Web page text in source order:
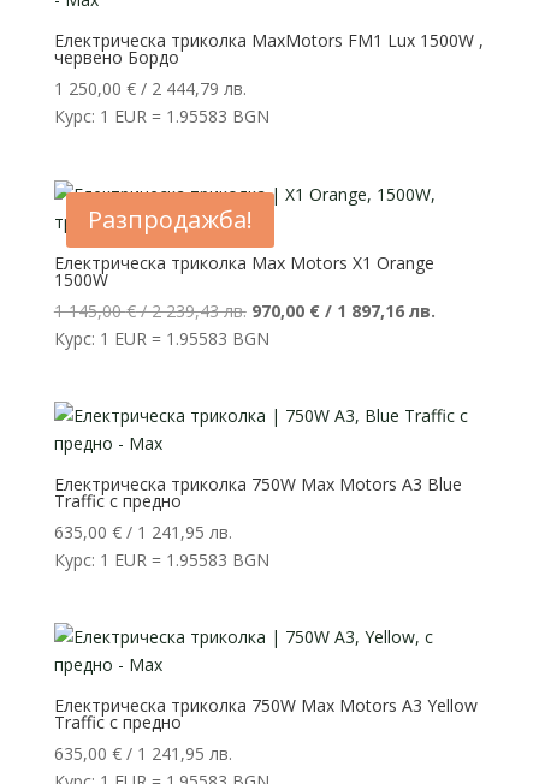
897,16 лв..
799,36 лв..
Електрическа триколка MaxMotors FM1 Lux 1500W ,
червено Бордо
1 250,00 €/ 2 444,79 лв.
Курс: 1 EUR = 1.95583 BGN
Разпродажба!
Електрическа триколка Max Motors X1 Orange
1500W
1 145,00€/ 2 239,43 лв. Original
price
145,00 €
2
970,00 €/ 1 897,16 лв.
/
897,16 лв..
Курс: 1 EUR = 1.95583 BGN
Електрическа триколка 750W Max Motors А3 Blue
Traffic с предно
635,00 €/ 1 241,95 лв.
Курс: 1 EUR = 1.95583 BGN
Електрическа триколка 750W Max Motors А3 Yellow
Traffic с предно
635,00 €/ 1 241,95 лв.